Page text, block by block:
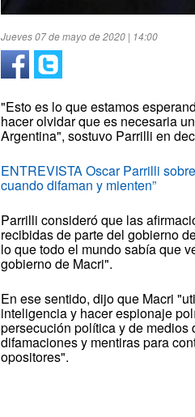
Jueves 07 de mayo de 2020 | 14:00
"Esto es lo que estamos
hacer olvidar que es necesaria
Argentina", sostuvo Parrilli en
ENTREVISTA Oscar Parrilli
cuando difaman y mienten”
Parrilli consideró que las
recibidas de parte del gobierno
lo que todo el mundo sabía que
gobierno de Macri".
En ese sentido, dijo que Macri
inteligencia y hacer espionaje
persecución política y de
difamaciones y mentiras para
opositores".